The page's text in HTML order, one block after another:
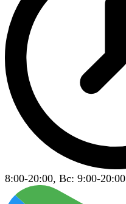
8:00-20:00, Вс: 9:00-20:00